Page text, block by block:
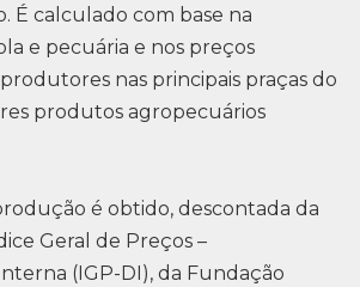
É calculado com base na
e pecuária e nos preços
nas principais praças do
produtos agropecuários
é obtido, descontada da
Geral de Preços –
(IGP-DI), da Fundação